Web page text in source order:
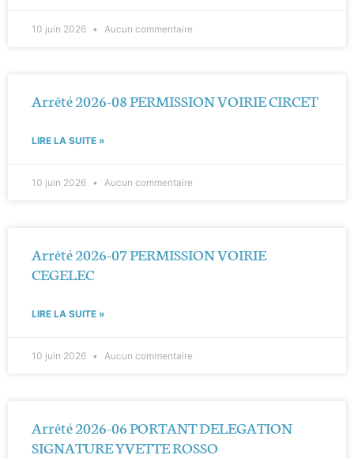
10 juin 2026 Aucun commentaire
Arrêté 2026-08 PERMISSION VOIRIE CIRCET
LIRE LA SUITE »
10 juin 2026 Aucun commentaire
Arrêté 2026-07 PERMISSION VOIRIE
CEGELEC
LIRE LA SUITE »
10 juin 2026 Aucun commentaire
Arrêté 2026-06 PORTANT DELEGATION
SIGNATURE YVETTE ROSSO